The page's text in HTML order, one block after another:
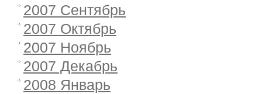
2007 Сентябрь
2007 Октябрь
2007 Ноябрь
2007 Декабрь
2008 Январь